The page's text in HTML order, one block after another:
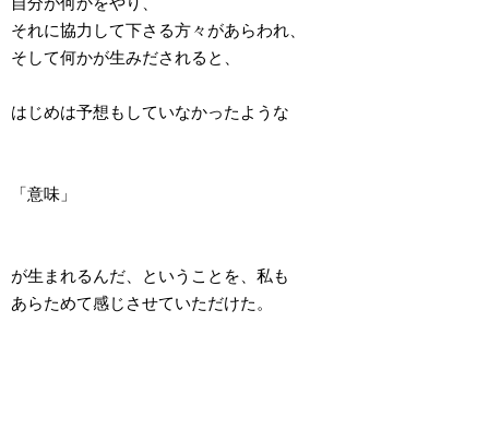
それに協力して下さる方々があらわれ、
そして何かが生みだされると、
はじめは予想もしていなかったような
「意味」
が生まれるんだ、ということを、私も
あらためて感じさせていただけた。